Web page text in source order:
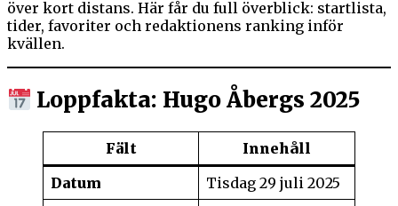
över kort distans. Här får du full överblick: startlista,
tider, favoriter och redaktionens ranking inför
kvällen.
Loppfakta: Hugo Åbergs 2025
Fält
Innehåll
Datum
Tisdag 29 juli 2025